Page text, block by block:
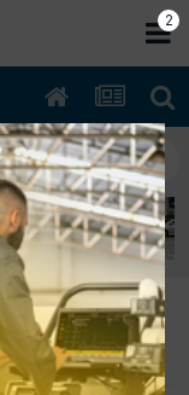
forum...
2